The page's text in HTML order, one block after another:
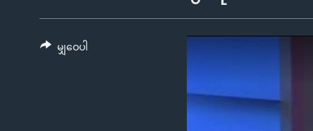
တရုတ်
အစ္စရေး-ပါလက်စတိုင်း
ရပ်ဝန်းတခု လမ်းတခု အလွန်
အင်္ဂလိပ်စာလေ့လာမယ်
မျှဝေပါ